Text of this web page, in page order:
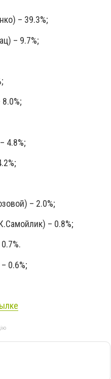
– 39.3%;
– 9.7%;
4.8%;
– 2.0%;
– 0.8%;
0.6%;